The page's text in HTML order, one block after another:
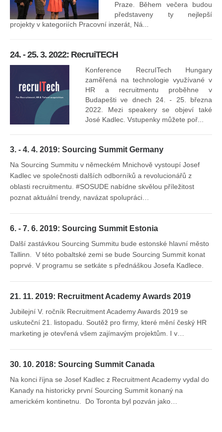
Praze. Během večera budou
představeny ty nejlepší
projekty v kategoriích Pracovní inzerát, Ná...
24. - 25. 3. 2022: RecruiTECH
Konference RecruITech Hungary
zaměřená na technologie využívané v
HR a recruitmentu proběhne v
Budapešti ve dnech 24. - 25. března
2022. Mezi speakery se objeví také
José Kadlec. Vstupenky můžete poř...
3. - 4. 4. 2019: Sourcing Summit Germany
Na Sourcing Summitu v německém Mnichově vystoupí Josef
Kadlec ve společnosti dalších odborníků a revolucionářů z
oblasti recruitmentu. #SOSUDE nabídne skvělou příležitost
poznat aktuální trendy, navázat spolupráci…
6. - 7. 6. 2019: Sourcing Summit Estonia
Další zastávkou Sourcing Summitu bude estonské hlavní město
Tallinn. V této pobaltské zemi se bude Sourcing Summit konat
poprvé. V programu se setkáte s přednáškou Josefa Kadlece.
21. 11. 2019: Recruitment Academy Awards 2019
Jubilejní V. ročník Recruitment Academy Awards 2019 se
uskuteční 21. listopadu. Soutěž pro firmy, které mění český HR
marketing je otevřená všem zajímavým projektům. I v…
30. 10. 2018: Sourcing Summit Canada
Na konci října se Josef Kadlec z Recruitment Academy vydal do
Kanady na historicky první Sourcing Summit konaný na
americkém kontinetnu. Do Toronta byl pozván jako…